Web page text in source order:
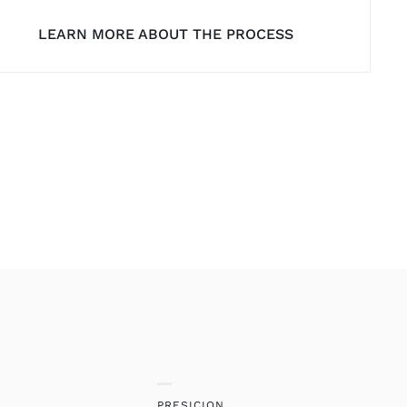
LEARN MORE ABOUT THE PROCESS